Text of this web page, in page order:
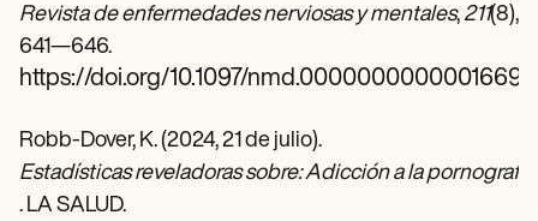
Revista de enfermedades nerviosas y mentales, 211(8),
641—646.
https://doi.org/10.1097/nmd.0000000000001669
Robb-Dover, K. (2024, 21 de julio).
Estadísticas reveladoras sobre: Adicción a la pornografía
. LA SALUD.